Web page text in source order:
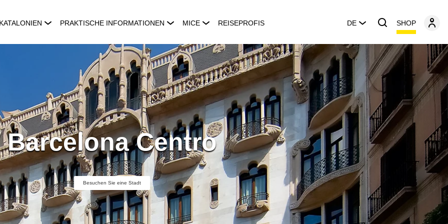
PRAKTISCHE INFORMATIONEN MICE REISEPROFIS DE SHOP
Barcelona Centro
Besuchen Sie eine Stadt